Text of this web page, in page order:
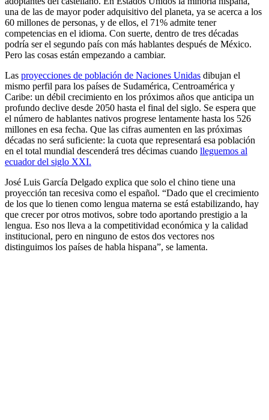
una de las de mayor poder adquisitivo del planeta, ya se acerca a los
60 millones de personas, y de ellos, el 71% admite tener
competencias en el idioma. Con suerte, dentro de tres décadas
podría ser el segundo país con más hablantes después de México.
Pero las cosas están empezando a cambiar.
Las proyecciones de población de Naciones Unidas dibujan el
mismo perfil para los países de Sudamérica, Centroamérica y
Caribe: un débil crecimiento en los próximos años que anticipa un
profundo declive desde 2050 hasta el final del siglo. Se espera que
el número de hablantes nativos progrese lentamente hasta los 526
millones en esa fecha. Que las cifras aumenten en las próximas
décadas no será suficiente: la cuota que representará esa población
en el total mundial descenderá tres décimas cuando lleguemos al
ecuador del siglo XXI.
José Luis García Delgado explica que solo el chino tiene una
proyección tan recesiva como el español. “Dado que el crecimiento
de los que lo tienen como lengua materna se está estabilizando, hay
que crecer por otros motivos, sobre todo aportando prestigio a la
lengua. Eso nos lleva a la competitividad económica y la calidad
institucional, pero en ninguno de estos dos vectores nos
distinguimos los países de habla hispana”, se lamenta.